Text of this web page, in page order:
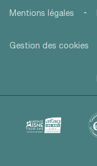
Mentions légales -
Gestion des cookies